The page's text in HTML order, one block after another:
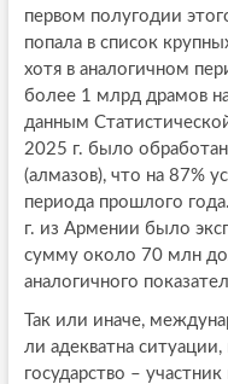
первом полугодии
попала в список
хотя в аналогичном
более 1 млрд драмов
данным
2025 г. было
(алмазов), что на 87%
периода прошлого
г. из Армении было
сумму около 70 млн
аналогичного
Так или иначе,
ли адекватна
государство –